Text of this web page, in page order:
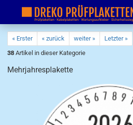
« Erster « zurück weiter »
Letzter »
38 Artikel in dieser Kategorie
Mehrjahresplakette